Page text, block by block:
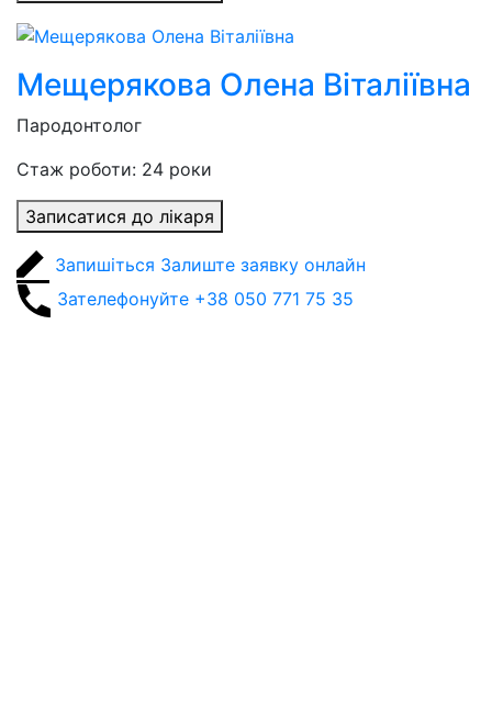
Мещерякова Олена Віталіївна
Пародонтолог
Стаж роботи: 24 роки
Записатися до лікаря
Запишіться Залиште заявку онлайн
Зателефонуйте +38 050 771 75 35